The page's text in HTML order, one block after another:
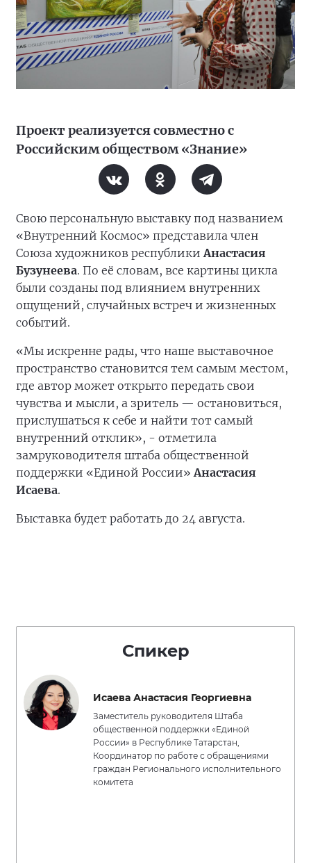
Проект реализуется совместно с
Российским обществом «Знание»
Свою персональную выставку под названием
«Внутренний Космос» представила член
Союза художников республики Анастасия
Бузунеева. По её словам, все картины цикла
были созданы под влиянием внутренних
ощущений, случайных встреч и жизненных
событий.
«Мы искренне рады, что наше выставочное
пространство становится тем самым местом,
где автор может открыто передать свои
чувства и мысли, а зритель — остановиться,
прислушаться к себе и найти тот самый
внутренний отклик», - отметила
замруководителя штаба общественной
поддержки «Единой России»Анастасия
Исаева.
Выставка будет работать до 24 августа.
Спикер
Исаева Анастасия Георгиевна
Заместитель руководителя Штаба
общественной поддержки «Единой
России» в Республике Татарстан,
Координатор по работе с обращениями
граждан Регионального исполнительного
комитета